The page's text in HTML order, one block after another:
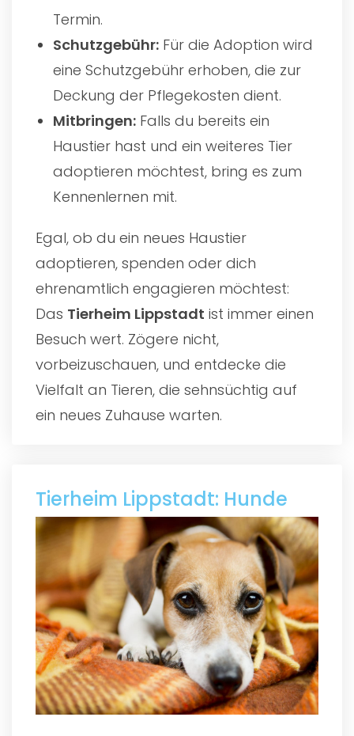
Termin.
Schutzgebühr: Für die Adoption wird
eine Schutzgebühr erhoben, die zur
Deckung der Pflegekosten dient.
Mitbringen: Falls du bereits ein
Haustier hast und ein weiteres Tier
adoptieren möchtest, bring es zum
Kennenlernen mit.
Egal, ob du ein neues Haustier
adoptieren, spenden oder dich
ehrenamtlich engagieren möchtest:
Das Tierheim Lippstadt ist immer einen
Besuch wert. Zögere nicht,
vorbeizuschauen, und entdecke die
Vielfalt an Tieren, die sehnsüchtig auf
ein neues Zuhause warten.
Tierheim Lippstadt: Hunde